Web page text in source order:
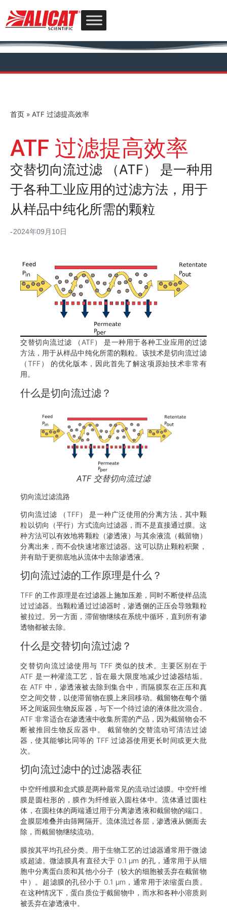
首页 » ATF 过滤提高效率
ATF 过滤提高效率
交替切向流过滤 （ATF） 是一种用
于各种工业应用的过滤方法，用于
从样品中纯化所需的颗粒
2024年09月10日
交替切向流过滤 （ATF） 是一种用于各种工业应用的过滤
方法，用于从样品中纯化所需的颗粒。该技术是切向流过滤
（TFF） 的优化版本，因此首先了解这项原始技术非常有
用。
什么是切向流过滤？
ATF 交替切向流过滤
切向流过滤流路
切向流过滤 （TFF） 是一种广泛使用的分离方法，其中颗
粒以切向（平行）方式流向过滤器，而不是直接通过膜。这
种方法可以有效地将颗粒（渗透液）与其余液流（截留物）
分离出来，而不会快速堵塞过滤器。这可以防止颗粒积聚，
并有助于更彻底地从流体中去除渗透液。
切向流过滤的工作原理是什么？
TFF 的工作原理是在过滤器上施加压差，同时不断使样品流
过过滤器。当颗粒通过过滤器时，渗透侧的正压会导致颗粒
被拉过。另一方面，滞留物继续在系统中循环，直到所有渗
透物都被去除。
什么是交替切向流过滤？
交替切向流过滤使用与 TFF 类似的技术。主要区别在于
ATF 是一种灌流工艺，旨在最大限度地减少过滤器结垢。
在 ATF 中，渗透液被去除到集合中，而隔膜泵在正压和真
空之间交替，以使滞留物在膜上来回移动。 截留物在每个循
环之间返回生物反应器 ，与下一个待过滤的液体批次混合。
ATF 非常适合在渗透液中收集所需的产品，因为截留物会不
断被推回生物反应器中。 截留物的交替流动可清洁过滤
器，使其能够比同等的 TFF 过滤器使用更长时间或更大批
次。
切向流过滤中的过滤器表征
中空纤维膜和盒式膜是两种最常见的流动过滤膜。中空纤维
膜是圆柱形的，膜作为纤维嵌入圆柱体中。流体通过圆柱
体，在圆柱体的两端通过用于分离渗透液和截留物的端口。
盒膜层堆叠并由筛网隔开。流体流过各层，渗透液从侧面去
除，而截留物继续流动。
膜按其平均孔径分类。用于生物工艺的过滤器通常用于微滤
或超滤。微滤膜具有直径大于 0.1 μm 的孔，通常用于从细
胞中分离蛋白质和其他小分子（较大的细胞被丢弃在截留物
中）。超滤膜的孔径小于 0.1 μm，通常用于浓缩蛋白质。
在这种情况下，蛋白质位于截留物中，而水和各种小溶质则
被丢弃在渗透液中。